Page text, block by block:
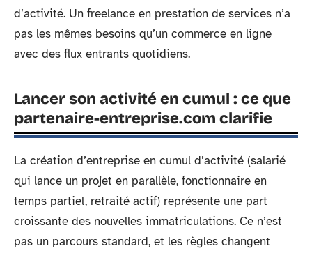
d’activité. Un freelance en prestation de services n’a
pas les mêmes besoins qu’un commerce en ligne
avec des flux entrants quotidiens.
Lancer son activité en cumul : ce que
partenaire-entreprise.com clarifie
La création d’entreprise en cumul d’activité (salarié
qui lance un projet en parallèle, fonctionnaire en
temps partiel, retraité actif) représente une part
croissante des nouvelles immatriculations. Ce n’est
pas un parcours standard, et les règles changent